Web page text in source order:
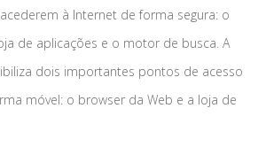
à Internet de forma segura: o
de aplicações e o motor de busca. A
dois importantes pontos de acesso
móvel: o browser da Web e a loja de